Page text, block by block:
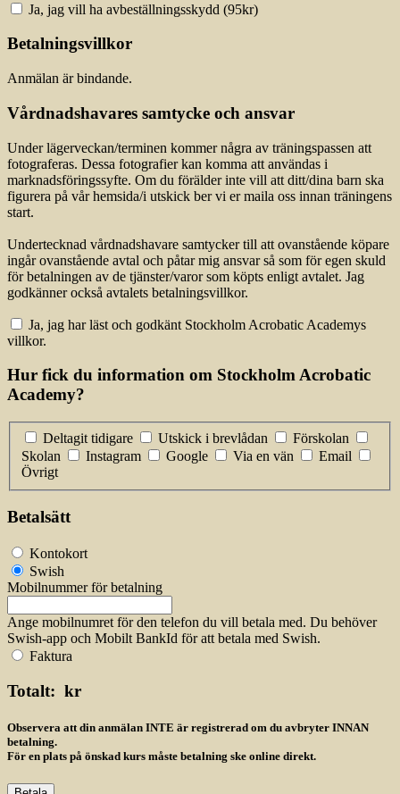
Ja, jag vill ha avbeställningsskydd (95kr)
Betalningsvillkor
Anmälan är bindande.
Vårdnadshavares samtycke och ansvar
Under lägerveckan/terminen kommer några av träningspassen att
fotograferas. Dessa fotografier kan komma att användas i
marknadsföringssyfte. Om du förälder inte vill att ditt/dina barn ska
figurera på vår hemsida/i utskick ber vi er maila oss innan träningens
start.
Undertecknad vårdnadshavare samtycker till att ovanstående köpare
ingår ovanstående avtal och påtar mig ansvar så som för egen skuld
för betalningen av de tjänster/varor som köpts enligt avtalet. Jag
godkänner också avtalets betalningsvillkor.
Ja, jag har läst och godkänt Stockholm Acrobatic Academys
villkor.
Hur fick du information om Stockholm Acrobatic
Academy?
Deltagit tidigare Utskick i brevlådan
Förskolan
Skolan
Instagram Google Via en vän
Email
Övrigt
Betalsätt
Kontokort
Swish
Mobilnummer för betalning
Ange mobilnumret för den telefon du vill betala med. Du behöver
Swish-app och Mobilt BankId för att betala med Swish.
Faktura
Totalt: kr
Observera att din anmälan INTE är registrerad om du avbryter INNAN
betalning.
För en plats på önskad kurs måste betalning ske online direkt.